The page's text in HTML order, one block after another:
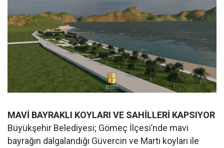
MAVİ BAYRAKLI KOYLARI VE SAHİLLERİ KAPSIYOR
Büyükşehir Belediyesi; Gömeç İlçesi’nde mavi
bayrağın dalgalandığı Güvercin ve Martı koyları ile